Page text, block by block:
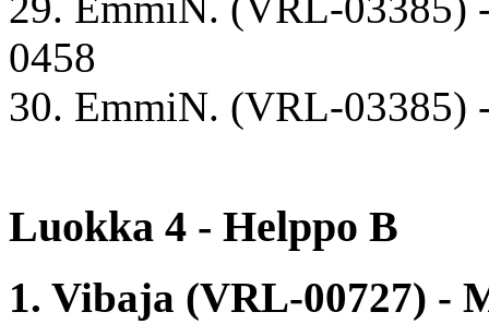
0458
30. EmmiN. (VRL-03385)
Luokka 4 - Helppo B
1. Vibaja (VRL-00727) -